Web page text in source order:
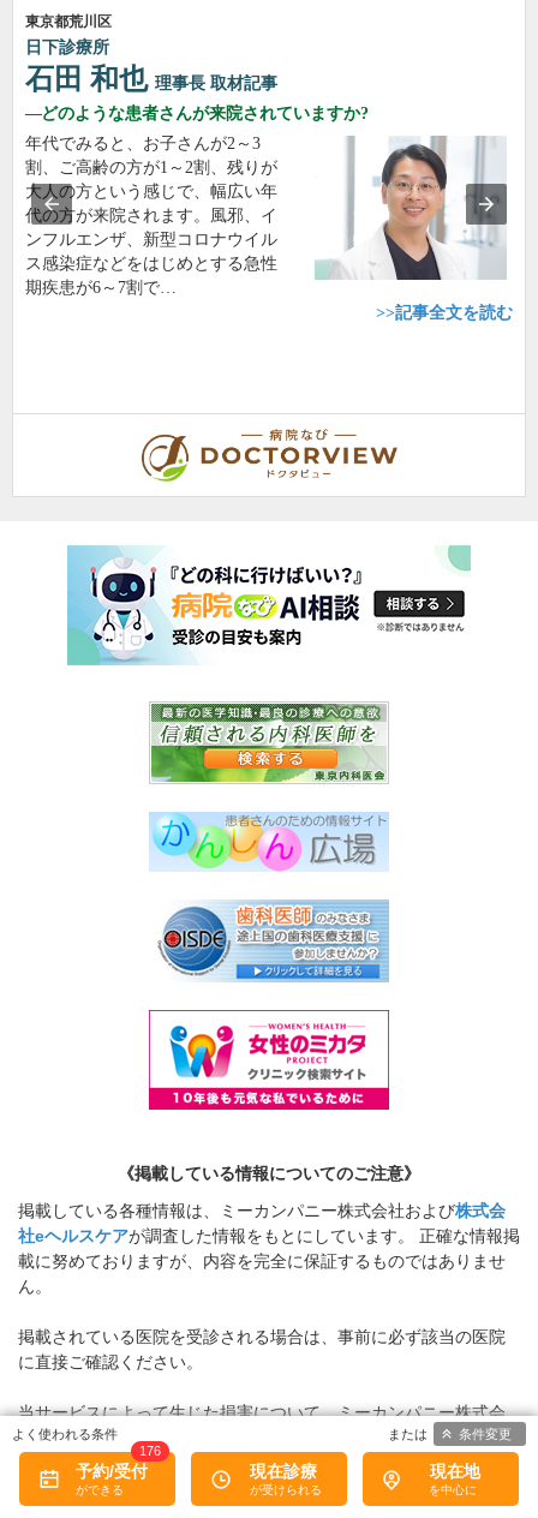
東京都荒川区
日下診療所
石田 和也 理事長 取材記事
どのような患者さんが来院されていますか?
年代でみると、お子さんが2～3
割、ご高齢の方が1～2割、残りが
大人の方という感じで、幅広い年
代の方が来院されます。風邪、イ
ンフルエンザ、新型コロナウイル
ス感染症などをはじめとする急性
期疾患が6～7割で…
>>記事全文を読む
《掲載している情報についてのご注意》
掲載している各種情報は、ミーカンパニー株式会社および株式会
社eヘルスケアが調査した情報をもとにしています。 正確な情報掲
載に努めておりますが、内容を完全に保証するものではありませ
ん。
掲載されている医院を受診される場合は、事前に必ず該当の医院
に直接ご確認ください。
当サービスによって生じた損害について、ミーカンパニー株式会
社および株式会社eヘルスケア
ではその賠償の責任を一切負わない
ものとします。
予約/受付
176
現在診療 現在地
条件変更